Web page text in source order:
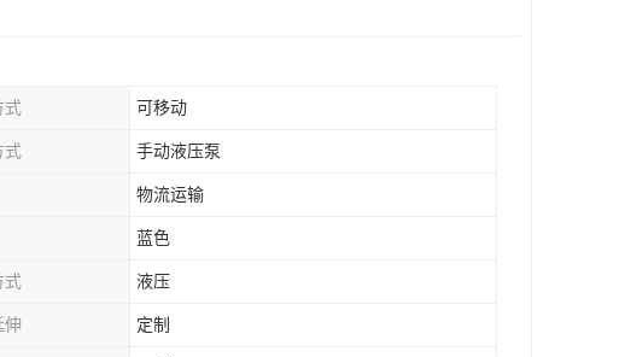
式 可移动
式 手动液压泵
物流运输
蓝色
式 液压
伸 定制